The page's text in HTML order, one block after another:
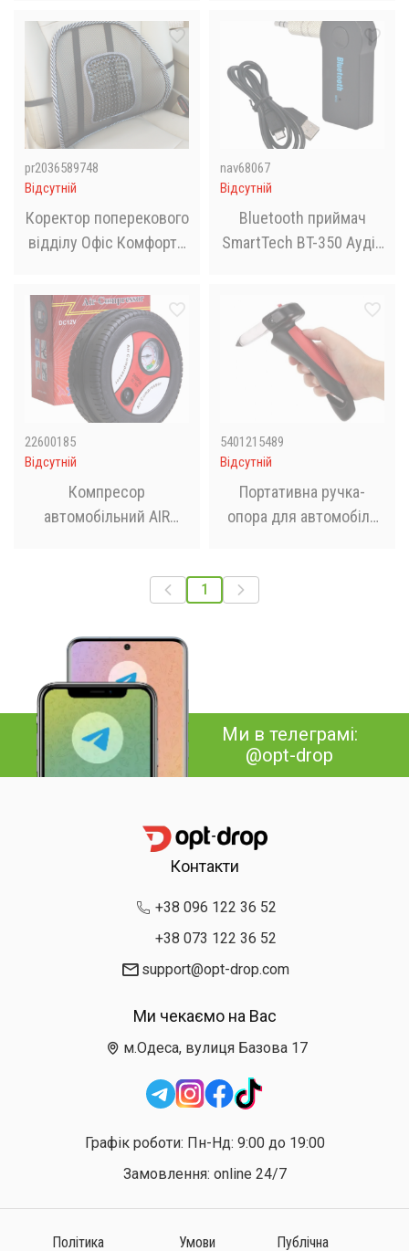
ALARM 2 WAY KD 30000
APP
(Вайпер Візард).
pr2036589748
Відсутній
Коректор поперекового
відділу Офіс Комфорт -
для спини, накладка на
крісло в офіс та авто
nav68067
Відсутній
Bluetooth приймач
SmartTech BT-350 Аудіо
22600185
Відсутній
Компресор
автомобільний AIR
5401215489
Відсутній
Портативна ручка-
опора для автомобіля
1
Ми в телеграмі:
@opt-drop
Контакти
+38 096 122 36 52
+38 073 122 36 52
support@opt-drop.com
Ми чекаємо на Вас
м.Одеса, вулиця Базова 17
Графік роботи: Пн-Нд: 9:00 до 19:00
Замовлення: online 24/7
Політика Умови Публічна